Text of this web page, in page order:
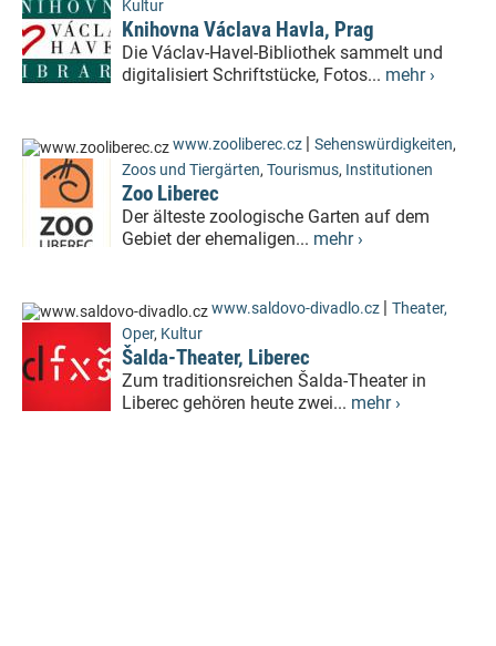
Kultur
Knihovna Václava Havla, Prag
Die Václav-Havel-Bibliothek sammelt und
digitalisiert Schriftstücke, Fotos... mehr ›
www.zooliberec.cz | Sehenswürdigkeiten,
Zoos und Tiergärten, Tourismus, Institutionen
Zoo Liberec
Der älteste zoologische Garten auf dem
Gebiet der ehemaligen... mehr ›
www.saldovo-divadlo.cz | Theater,
Oper, Kultur
Šalda-Theater, Liberec
Zum traditionsreichen Šalda-Theater in
Liberec gehören heute zwei... mehr ›